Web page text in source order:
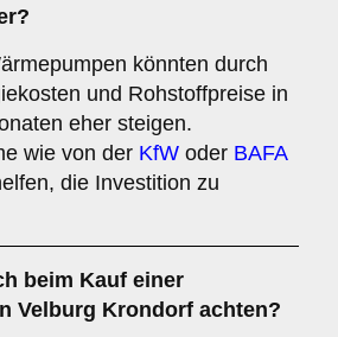
könnten durch
und Rohstoffpreise in
eher steigen.
wie von der KfW oder BAFA
die Investition zu
beim Kauf einer
Velburg Krondorf achten?